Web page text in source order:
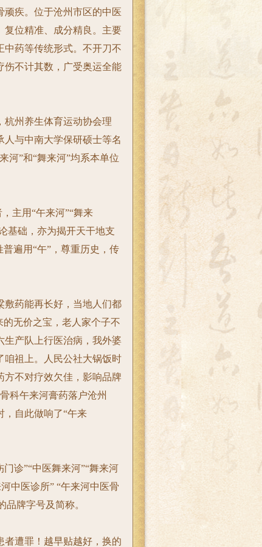
顽疾。位于沧州市区的中医
复位精准、成分精良。主要
中药等传统形式。不开刀不
伤不计其数，广受奥运全能
杭州养生体育运动协会理
与中南大学保研硕士等名
河”和“舞来河”均系本单位
主用“午来河”“舞来
基础，亦为揭开天干地支
遍用“午”，尊重历史，传
药能再长好，当地人们都
无价之宝，老人家个子不
生产队上行医治病，我外婆
咱祖上。人民公社大锅饭时
方不对疗效欠佳，影响品牌
科午来河膏药落户沧州
，自此做响了“午来
门诊”“中医舞来河”“舞来河
中医诊所” “午来河中医骨
品牌字号及简称。
遭罪！越早贴越好，换的